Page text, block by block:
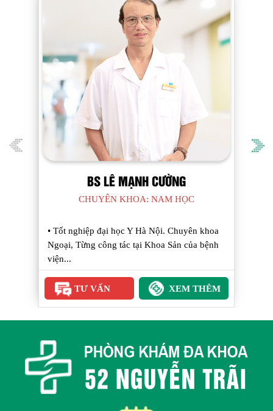
THẠC SĨ NGUYỄN BÁ
CHUYÊN KHOA: PHỤ SẢN
• Tốt nghiệp Đại học Y khoa Thái
thuốc ưu tú, Thạc sĩ, Bác sĩ chuyên
TƯ VẤN